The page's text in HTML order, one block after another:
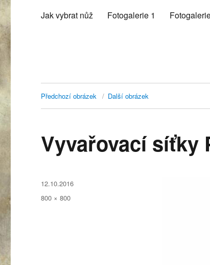
Jak vybrat nůž
Fotogalerie 1
Předchozí obrázek Další obrázek
Vyvařovací síťky
Publikováno:
12.10.2016
Původní
800 × 800